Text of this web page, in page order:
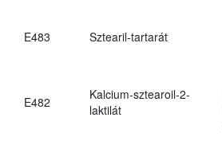
E483 Sztearil-tartarát
E482
Kalcium-sztearoil-2-
laktilát